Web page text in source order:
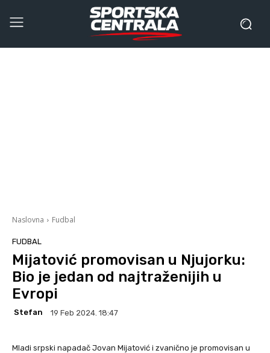
Naslovna Fudbal
FUDBAL
Mijatović promovisan u Njujorku:
Bio je jedan od najtraženijih u
Evropi
Stefan 19 Feb 2024. 18:47
Mladi srpski napadač Jovan Mijatović i zvanično je promovisan u